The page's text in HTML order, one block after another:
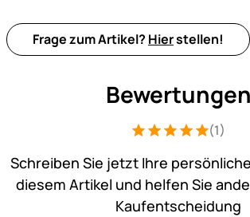
Frage zum Artikel? Hierstellen!
Bewertungen
Bewertung: 5 von 5
1 Bewertung(1)
Schreiben Sie jetzt Ihre
diesem Artikel und helfen Sie
Kaufentscheidung